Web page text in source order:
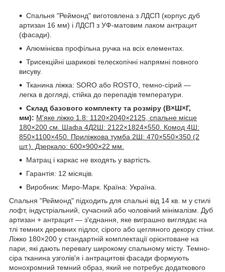
Спальня "Реймонд" виготовлена ​​з ЛДСП (корпус дуб
артизан 16 мм) і ЛДСП з УФ-матовим лаком антрацит
(фасади).
Алюмінієва профільна ручка на всіх елементах.
Трисекційні шарикові телескопічні напрямні повного
висуву.
Тканина ліжка: SORO або ROSTO, темно-сірий —
легка в догляді, стійка до перепадів температури.
Склад базового комплекту та розміру (В×Ш×Г,
мм): М'яке ліжко 1.8: 1120×2040×2125, спальне місце
180×200 см. Шафа 4Д2Ш: 2122×1824×550. Комод 4Ш:
850×1100×450. Приліжкова тумба 2Ш: 470×550×350 (2
шт.). Дзеркало: 600×900×22 мм.
Матрац і каркас не входять у вартість.
Гарантія: 12 місяців.
Виробник: Миро-Марк. Країна: Україна.
Спальня "Реймонд" підходить для спальні від 14 кв. м у стилі
лофт, індустріальний, сучасний або чоловічий мінімалізм. Дуб
артизан + антрацит — з'єднання, яке виграшно виглядає на
тлі темних деревних підлог, сірого або цегляного декору стіни.
Ліжко 180×200 у стандартній комплектації орієнтоване на
пари, які дають перевагу широкому спальному місту. Темно-
сіра тканина узголів'я і антрацитові фасади формують
монохромний темний образ, який не потребує додаткового